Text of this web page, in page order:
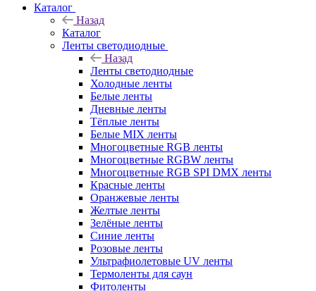
Каталог
Назад
Каталог
Ленты светодиодные
Назад
Ленты светодиодные
Холодные ленты
Белые ленты
Дневные ленты
Тёплые ленты
Белые MIX ленты
Многоцветные RGB ленты
Многоцветные RGBW ленты
Многоцветные RGB SPI DMX ленты
Красные ленты
Оранжевые ленты
Желтые ленты
Зелёные ленты
Синие ленты
Розовые ленты
Ультрафиолетовые UV ленты
Термоленты для саун
Фитоленты